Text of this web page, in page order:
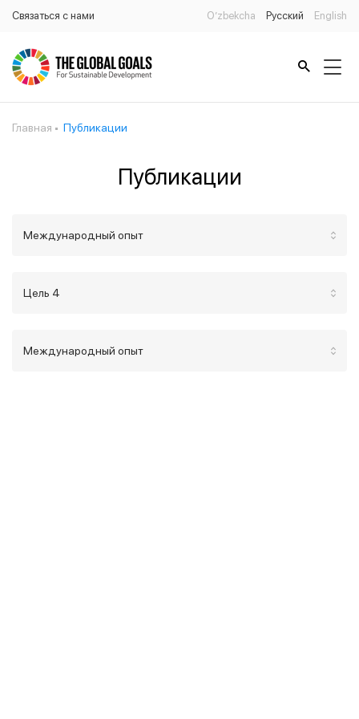
Связаться с нами O’zbekcha Русский English
Главная Публикации
Публикации
Международный опыт
Цель 4
Международный опыт